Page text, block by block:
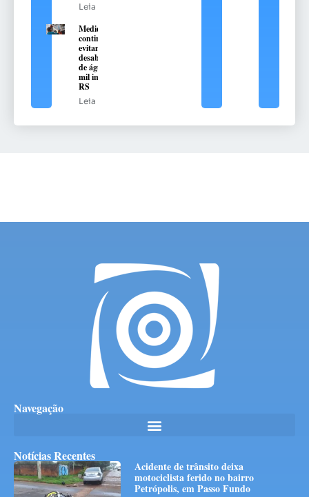
Leia mais
Medidas de
contingência
evitam o
desabastecimento
de água em 376
mil imóveis no
RS
Leia mais
Navegação
Notícias Recentes
Acidente de trânsito deixa
motociclista ferido no bairro
Petrópolis, em Passo Fundo